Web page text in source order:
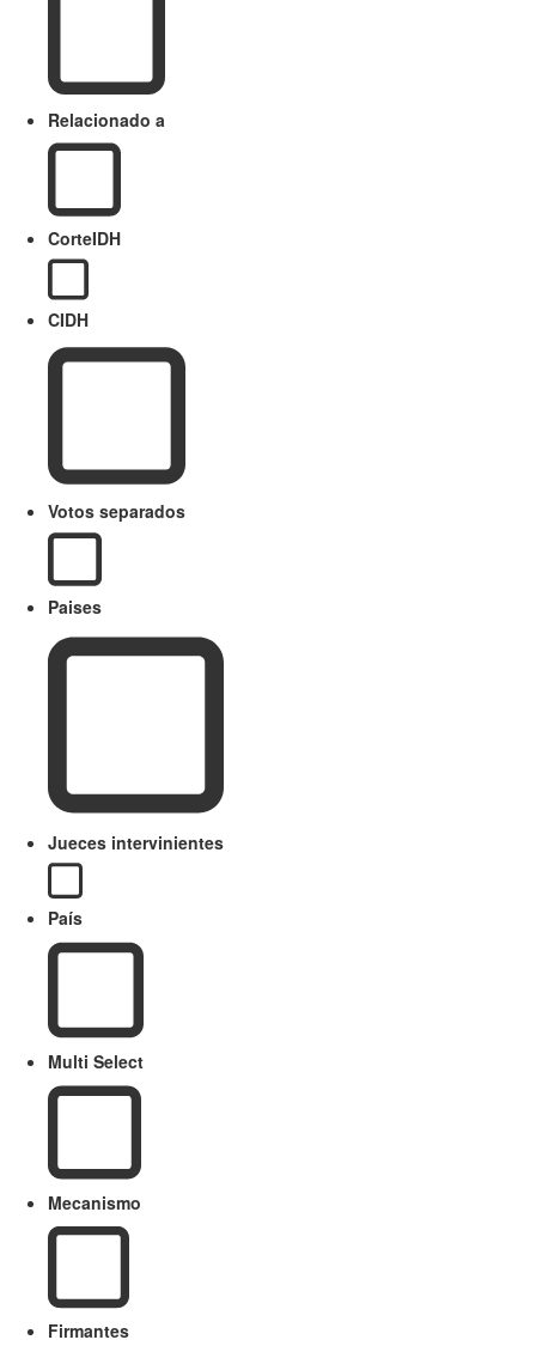
Relacionado a
CorteIDH
CIDH
Votos separados
Paises
Jueces intervinientes
País
Multi Select
Mecanismo
Firmantes